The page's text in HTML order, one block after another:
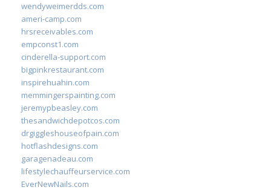
wendyweimerdds.com
ameri-camp.com
hrsreceivables.com
empconst1.com
cinderella-support.com
bigpinkrestaurant.com
inspirehuahin.com
memmingerspainting.com
jeremypbeasley.com
thesandwichdepotcos.com
drgiggleshouseofpain.com
hotflashdesigns.com
garagenadeau.com
lifestylechauffeurservice.com
EverNewNails.com